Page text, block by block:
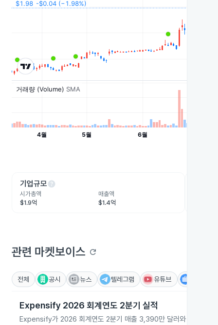
기업규모help
시가총액
$1.9억
매출액
$1.4억
관련 마켓보이스 refresh
전체 공시 뉴스 텔레그램 유튜브
Expensify 2026 회계연도 2분기 실적
Expensify가 2026 회계연도 2분기 매출 3,390만 달러와 평균 유